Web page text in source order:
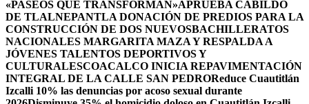
«PASEOS QUE TRANSFORMAN»APRUEBA CABILDO
DE TLALNEPANTLA DONACIÓN DE PREDIOS PARA LA
CONSTRUCCIÓN DE DOS NUEVOSBACHILLERATOS
NACIONALES MARGARITA MAZA Y RESPALDA A
JÓVENES TALENTOS DEPORTIVOS Y
CULTURALESCOACALCO INICIA REPAVIMENTACIÓN
INTEGRAL DE LA CALLE SAN PEDROReduce Cuautitlán
Izcalli 10% las denuncias por acoso sexual durante